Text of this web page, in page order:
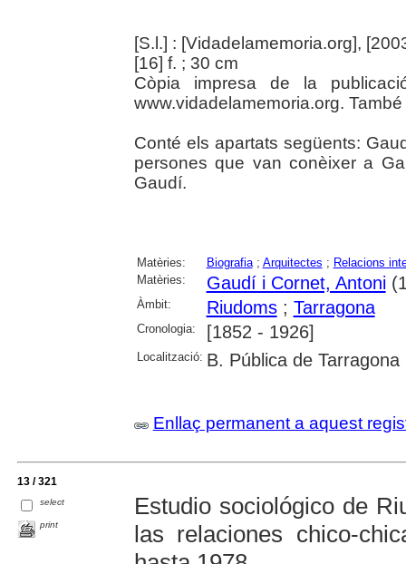
[S.l.] : [Vidadelamemoria.org],
[16] f. ; 30 cm
Còpia impresa de la
www.vidadelamemoria.org.
Conté els apartats següents:
persones que van conèixer a
Gaudí.
Matèries: Biografia; Arquitectes ; Relacions
Matèries:
Gaudí i Cornet, Antoni
Àmbit: Riudoms; Tarragona
Cronologia: [1852 - 1926]
Localització: B. Pública de Tarragona
Enllaç permanent a aquest
13 / 321
select
print
Estudio sociológico de
las relaciones chico-